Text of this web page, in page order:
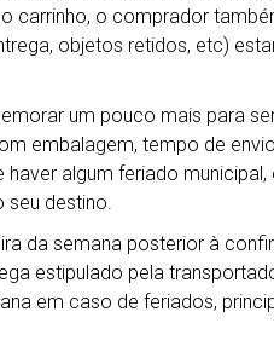
carrinho, o comprador
objetos retidos, etc)
um pouco mais para
embalagem, tempo de
algum feriado municipal,
destino.
da semana posterior à
estipulado pela
em caso de feriados,